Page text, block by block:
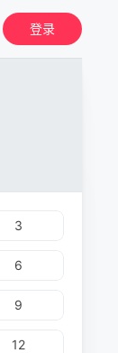
登录
3
6
9
12